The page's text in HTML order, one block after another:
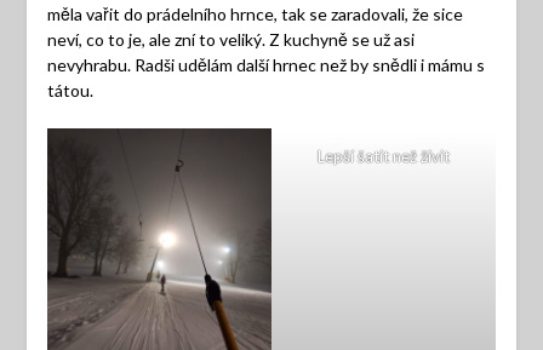
měla vařit do prádelního hrnce, tak se zaradovali, že sice
neví, co to je, ale zní to veliký. Z kuchyně se už asi
nevyhrabu. Radši udělám další hrnec než by snědli i mámu s
tátou.
Lepší šatit než živit